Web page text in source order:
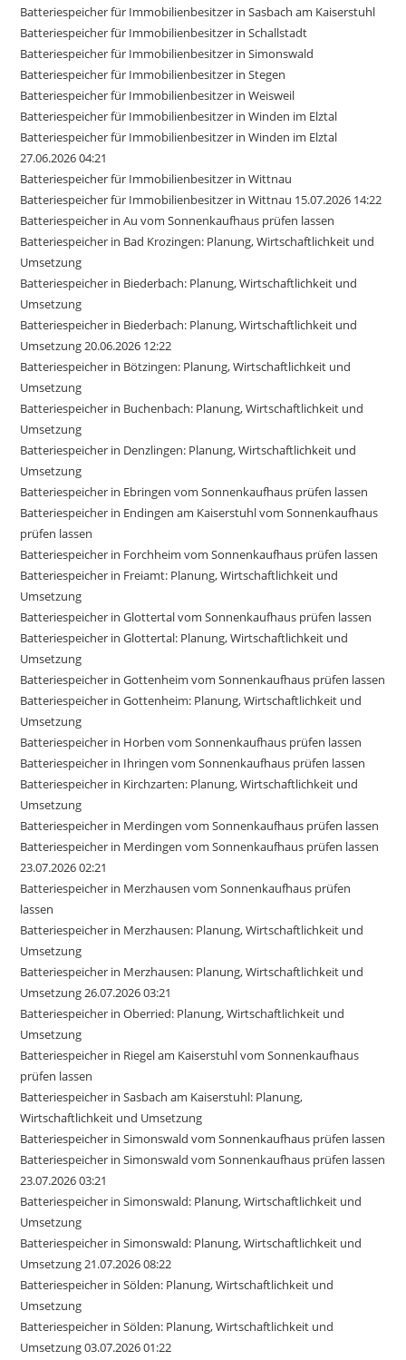
Batteriespeicher für Immobilienbesitzer in Sasbach am Kaiserstuhl
Batteriespeicher für Immobilienbesitzer in Schallstadt
Batteriespeicher für Immobilienbesitzer in Simonswald
Batteriespeicher für Immobilienbesitzer in Stegen
Batteriespeicher für Immobilienbesitzer in Weisweil
Batteriespeicher für Immobilienbesitzer in Winden im Elztal
Batteriespeicher für Immobilienbesitzer in Winden im Elztal
27.06.2026 04:21
Batteriespeicher für Immobilienbesitzer in Wittnau
Batteriespeicher für Immobilienbesitzer in Wittnau 15.07.2026 14:22
Batteriespeicher in Au vom Sonnenkaufhaus prüfen lassen
Batteriespeicher in Bad Krozingen: Planung, Wirtschaftlichkeit und
Umsetzung
Batteriespeicher in Biederbach: Planung, Wirtschaftlichkeit und
Umsetzung
Batteriespeicher in Biederbach: Planung, Wirtschaftlichkeit und
Umsetzung 20.06.2026 12:22
Batteriespeicher in Bötzingen: Planung, Wirtschaftlichkeit und
Umsetzung
Batteriespeicher in Buchenbach: Planung, Wirtschaftlichkeit und
Umsetzung
Batteriespeicher in Denzlingen: Planung, Wirtschaftlichkeit und
Umsetzung
Batteriespeicher in Ebringen vom Sonnenkaufhaus prüfen lassen
Batteriespeicher in Endingen am Kaiserstuhl vom Sonnenkaufhaus
prüfen lassen
Batteriespeicher in Forchheim vom Sonnenkaufhaus prüfen lassen
Batteriespeicher in Freiamt: Planung, Wirtschaftlichkeit und
Umsetzung
Batteriespeicher in Glottertal vom Sonnenkaufhaus prüfen lassen
Batteriespeicher in Glottertal: Planung, Wirtschaftlichkeit und
Umsetzung
Batteriespeicher in Gottenheim vom Sonnenkaufhaus prüfen lassen
Batteriespeicher in Gottenheim: Planung, Wirtschaftlichkeit und
Umsetzung
Batteriespeicher in Horben vom Sonnenkaufhaus prüfen lassen
Batteriespeicher in Ihringen vom Sonnenkaufhaus prüfen lassen
Batteriespeicher in Kirchzarten: Planung, Wirtschaftlichkeit und
Umsetzung
Batteriespeicher in Merdingen vom Sonnenkaufhaus prüfen lassen
Batteriespeicher in Merdingen vom Sonnenkaufhaus prüfen lassen
23.07.2026 02:21
Batteriespeicher in Merzhausen vom Sonnenkaufhaus prüfen
lassen
Batteriespeicher in Merzhausen: Planung, Wirtschaftlichkeit und
Umsetzung
Batteriespeicher in Merzhausen: Planung, Wirtschaftlichkeit und
Umsetzung 26.07.2026 03:21
Batteriespeicher in Oberried: Planung, Wirtschaftlichkeit und
Umsetzung
Batteriespeicher in Riegel am Kaiserstuhl vom Sonnenkaufhaus
prüfen lassen
Batteriespeicher in Sasbach am Kaiserstuhl: Planung,
Wirtschaftlichkeit und Umsetzung
Batteriespeicher in Simonswald vom Sonnenkaufhaus prüfen lassen
Batteriespeicher in Simonswald vom Sonnenkaufhaus prüfen lassen
23.07.2026 03:21
Batteriespeicher in Simonswald: Planung, Wirtschaftlichkeit und
Umsetzung
Batteriespeicher in Simonswald: Planung, Wirtschaftlichkeit und
Umsetzung 21.07.2026 08:22
Batteriespeicher in Sölden: Planung, Wirtschaftlichkeit und
Umsetzung
Batteriespeicher in Sölden: Planung, Wirtschaftlichkeit und
Umsetzung 03.07.2026 01:22